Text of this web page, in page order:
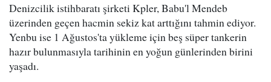
Denizcilik istihbaratı şirketi Kpler, Babu'l Mendeb
üzerinden geçen hacmin sekiz kat arttığını tahmin ediyor.
Yenbu ise 1 Ağustos'ta yükleme için beş süper tankerin
hazır bulunmasıyla tarihinin en yoğun günlerinden birini
yaşadı.